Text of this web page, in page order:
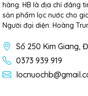
hàng. HB là địa chỉ đáng
sản phẩm lọc nước cho
Người đại diện: Hoàng
Số 250 Kim Giang,
0373 939 919